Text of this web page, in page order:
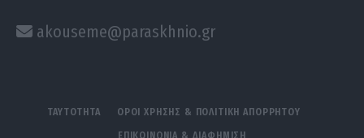
akouseme@paraskhnio.gr
ΤΑΥΤΟΤΗΤΑ ΟΡΟΙ ΧΡΗΣΗΣ & ΠΟΛΙΤΙΚΗ ΑΠΟΡΡΗΤΟΥ
ΕΠΙΚΟΙΝΩΝΙΑ & ΔΙΑΦΗΜΙΣΗ